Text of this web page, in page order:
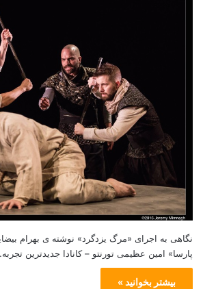
نگاهی به اجرای «مرگ یزدگرد» نوشته ی بهرام
پارسا» امین عظیمی تورنتو – کانادا جدیدترین
بیشتر بخوانید »